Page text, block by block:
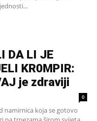
DA LI JE
KR0MPIR:
je zdraviji
0
namirnica koja se gotovo